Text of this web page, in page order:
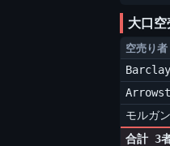
大口
空売り者
モルガ
合計 3